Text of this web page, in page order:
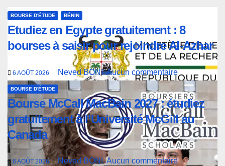
BOURSE D'ÉTUDE BÉNIN
Etudiez en Egypte gratuitement : 8
bourses à saisir pour rejoindre Al-Azhar
6 AOÛT 2026 Neved BONIAucun commentaire
BOURSE D'ÉTUDE
Bourse McCall MacBain 2027 : étudiez
gratuitement à l’Université McGill au
Canada
6 AOÛT 2026 Neved BONIAucun commentaire